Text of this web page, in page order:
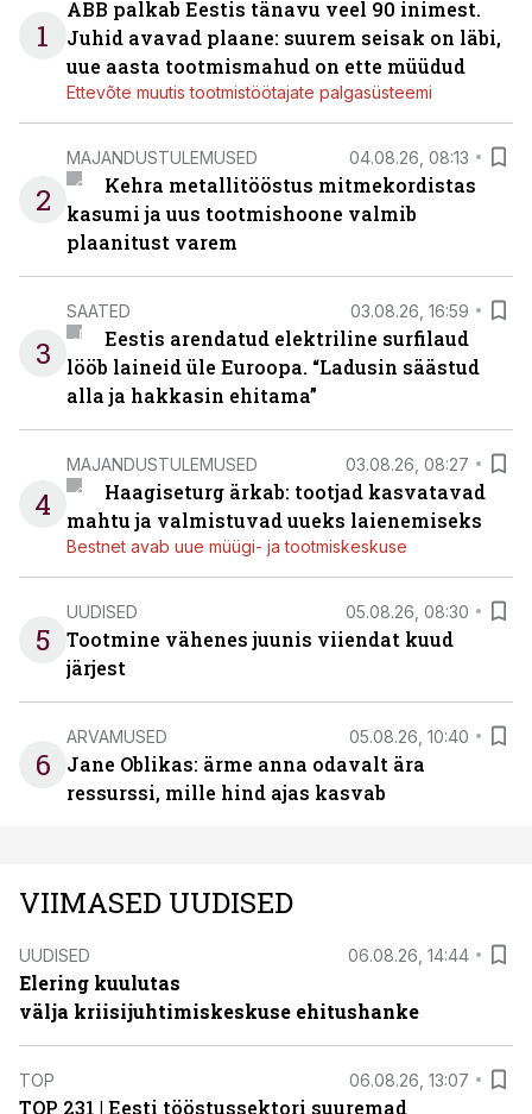
1
ABB palkab Eestis tänavu veel 90 inimest.
Juhid avavad plaane: suurem seisak on läbi,
uue aasta tootmismahud on ette müüdud
Ettevõte muutis tootmistöötajate palgasüsteemi
2
MAJANDUSTULEMUSED 04.08.26, 08:13
Kehra metallitööstus mitmekordistas
kasumi ja uus tootmishoone valmib
plaanitust varem
3
SAATED 03.08.26, 16:59
Eestis arendatud elektriline surfilaud
lööb laineid üle Euroopa. “Ladusin säästud
alla ja hakkasin ehitama”
4
MAJANDUSTULEMUSED 03.08.26, 08:27
Haagiseturg ärkab: tootjad kasvatavad
mahtu ja valmistuvad uueks laienemiseks
Bestnet avab uue müügi- ja tootmiskeskuse
5
UUDISED 05.08.26, 08:30
Tootmine vähenes juunis viiendat kuud
järjest
6
ARVAMUSED 05.08.26, 10:40
Jane Oblikas: ärme anna odavalt ära
ressurssi, mille hind ajas kasvab
VIIMASED UUDISED
UUDISED 06.08.26, 14:44
Elering kuulutas
välja kriisijuhtimiskeskuse ehitushanke
TOP 06.08.26, 13:07
TOP 231 | Eesti tööstussektori suuremad